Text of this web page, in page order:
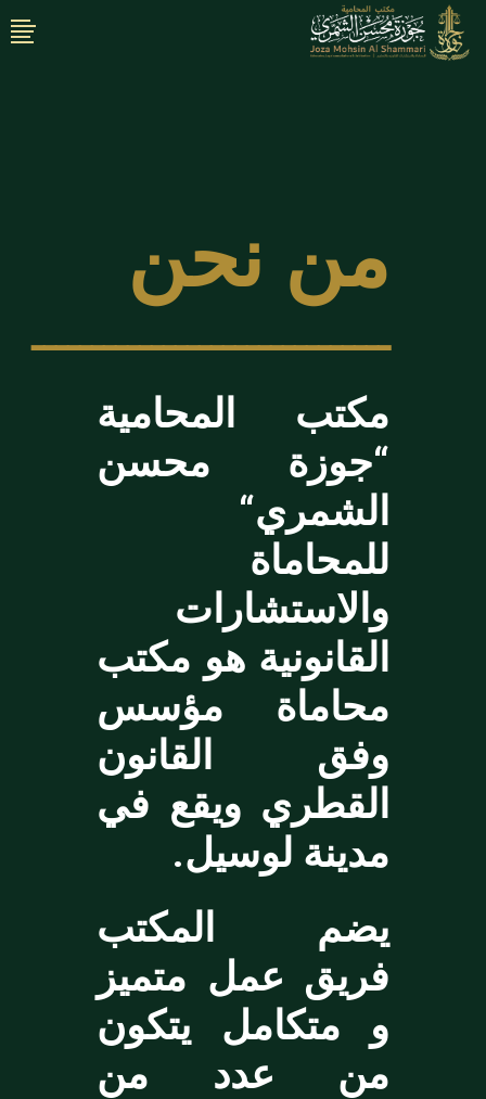
من نحن
ــــــــــــــــــــــــــــــ
مكتب المحامية
“جوزة محسن
الشمري“
للمحاماة
والاستشارات
القانونية هو مكتب
محاماة مؤسس
وفق القانون
القطري ويقع في
مدينة لوسيل.
يضم المكتب
فريق عمل متميز
و متكامل يتكون
من عدد من